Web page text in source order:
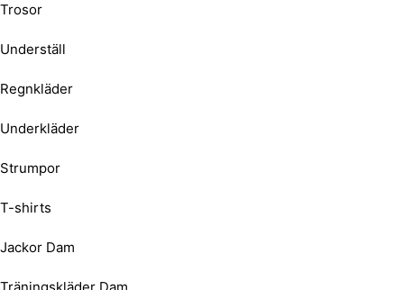
Trosor
Underställ
Regnkläder
Underkläder
Strumpor
T-shirts
Jackor Dam